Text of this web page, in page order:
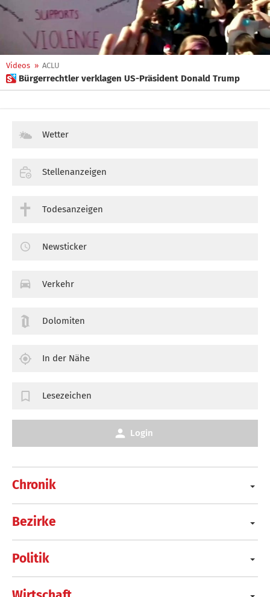
Videos » ACLU
 Bürgerrechtler verklagen US-Präsident Donald Trump
Chronik
Bezirke
Politik
Wetter
Stellenanzeigen
Todesanzeigen
Newsticker
Verkehr
Dolomiten
In der Nähe
Lesezeichen
Login